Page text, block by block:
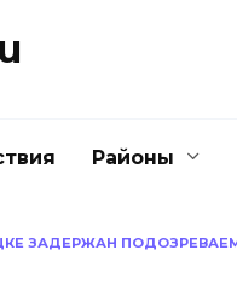
Районы
ЗАДЕРЖАН